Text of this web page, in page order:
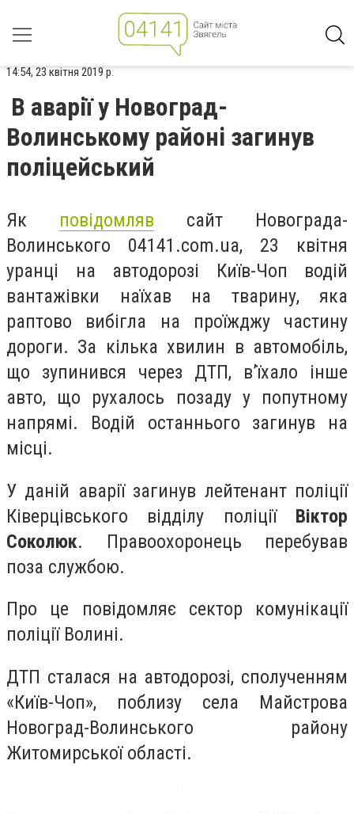
14:54, 23 квітня 2019 р.
В аварії у Новоград-
Волинському районі загинув
поліцейський
Як повідомляв сайт Новограда-
Волинського 04141.com.ua, 23 квітня
уранці на автодорозі Київ-Чоп водій
вантажівки наїхав на тварину, яка
раптово вибігла на проїжджу частину
дороги. За кілька хвилин в автомобіль,
що зупинився через ДТП, в’їхало інше
авто, що рухалось позаду у попутному
напрямі. Водій останнього загинув на
місці.
У даній аварії загинув лейтенант поліції
Ківерцівського відділу поліції Віктор
Соколюк. Правоохоронець перебував
поза службою.
Про це повідомляє сектор комунікації
поліції Волині.
ДТП сталася на автодорозі, сполученням
«Київ-Чоп», поблизу села Майстрова
Новоград-Волинського району
Житомирської області.